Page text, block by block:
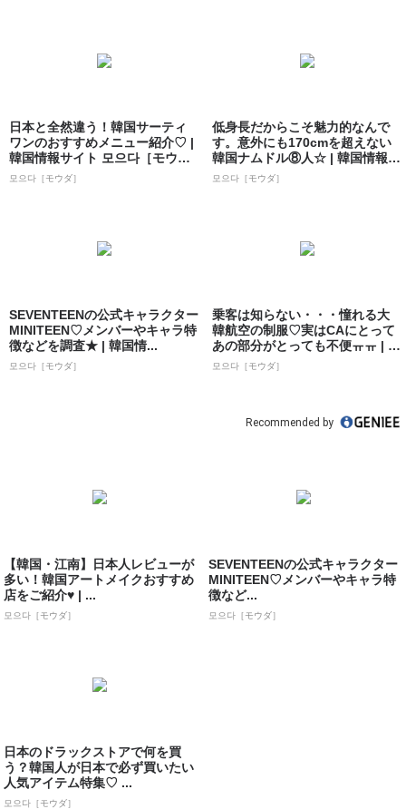
日本と全然違う！韓国サーティ
ワンのおすすめメニュー紹介♡ |
韓国情報サイト 모으다［モウ
ダ］
모으다［モウダ］
低身長だからこそ魅力的なんで
す。意外にも170cmを超えない
韓国ナムドル⑧人☆ | 韓国情報サ
イト...
모으다［モウダ］
SEVENTEENの公式キャラクター
MINITEEN♡メンバーやキャラ特
徴などを調査★ | 韓国情...
모으다［モウダ］
乗客は知らない・・・憧れる大
韓航空の制服♡実はCAにとって
あの部分がとっても不便ㅠㅠ | 韓
国情報...
모으다［モウダ］
Recommended by
【韓国・江南】日本人レビューが
多い！韓国アートメイクおすすめ
店をご紹介♥ | ...
모으다［モウダ］
SEVENTEENの公式キャラクター
MINITEEN♡メンバーやキャラ特
徴など...
모으다［モウダ］
日本のドラックストアで何を買
う？韓国人が日本で必ず買いたい
人気アイテム特集♡ ...
모으다［モウダ］